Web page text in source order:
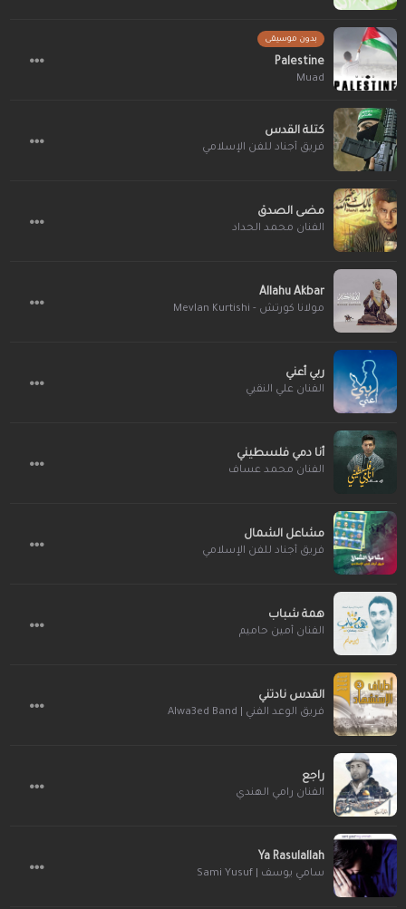
بدون موسيقى
Palestine
Muad
كتلة القدس
فريق أجناد للفن الإسلامي
مضى الصدق
الفنان محمد الحداد
Allahu Akbar
مولانا كورتش - Mevlan Kurtishi
ربي أعني
الفنان علي النقبي
أنا دمي فلسطيني
الفنان محمد عساف
مشاعل الشمال
فريق أجناد للفن الإسلامي
همة شباب
الفنان أمين حاميم
القدس نادتني
فريق الوعد الفني | Alwa3ed Band
راجع
الفنان رامي الهندي
Ya Rasulallah
سامي يوسف | Sami Yusuf